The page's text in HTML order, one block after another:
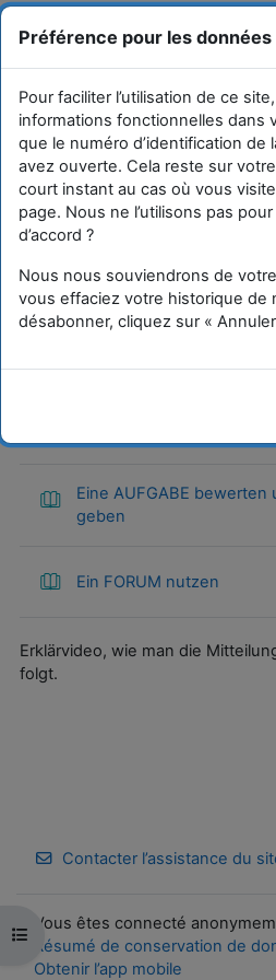
Passer au contenu principal
Panneau latéralanonymement
Ouvrir l’index du cours
Im Klassenraum Unterrichten
Unterrichten
Unterrichten
Hinzugefügte Werkzeuge
nutzen
Eine AUFGABE bewerten
geben
Ein FORUM nutzen
Erklärvideo, wie man die
folgt.
Contacter l’assistance du
Vous êtes connecté
Résumé de conservation de
Obtenir l’app mobile
Préférence pour les données
Pour faciliter l’utilisation de ce
informations fonctionnelles dans
que le numéro d’identification de
avez ouverte. Cela reste sur
court instant au cas où vous
page. Nous ne l’utilisons pas
d’accord ?
Nous nous souviendrons de
vous effaciez votre historique de
désabonner, cliquez sur «